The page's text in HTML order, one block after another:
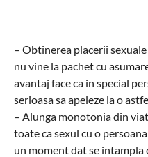
– Obtinerea placerii
nu vine la pachet cu
avantaj face ca in special
serioasa sa apeleze la o
– Alunga monotonia din
toate ca sexul cu o
un moment dat se intampla